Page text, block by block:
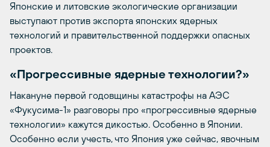
Японские и литовские экологические организации
выступают против экспорта японских ядерных
технологий и правительственной поддержки опасных
проектов.
«Прогрессивные ядерные технологии?»
Накануне первой годовщины катастрофы на АЭС
«Фукусима-1» разговоры про «прогрессивные ядерные
технологии» кажутся дикостью. Особенно в Японии.
Особенно если учесть, что Япония уже сейчас, явочным